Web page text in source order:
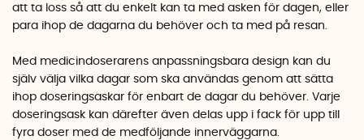
att ta loss så att du enkelt kan ta med asken för dagen, eller
para ihop de dagarna du behöver och ta med på resan.
Med medicindoserarens anpassningsbara design kan du
själv välja vilka dagar som ska användas genom att sätta
ihop doseringsaskar för enbart de dagar du behöver. Varje
doseringsask kan därefter även delas upp i fack för upp till
fyra doser med de medföljande innerväggarna.